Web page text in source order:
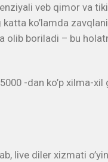
veb qimor va
ko’lamda
olib boriladi – bu
-dan ko’p xilma-xil
live diler xizmati